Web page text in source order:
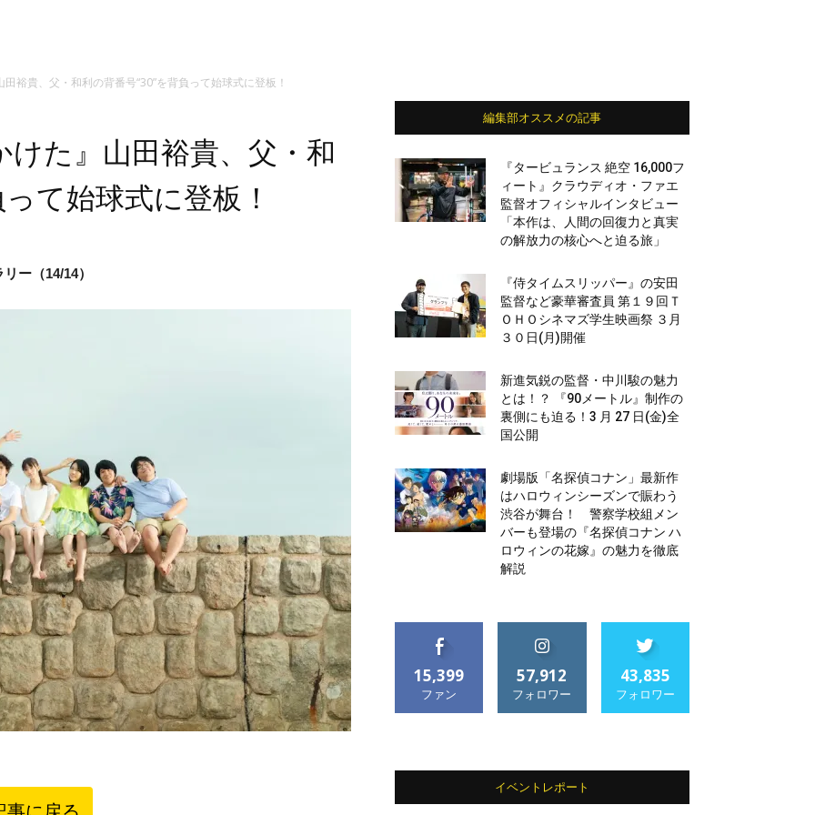
裕貴、父・和利の背番号“30”を背負って始球式に登板！
た』山田裕貴、父・和
て始球式に登板！
ー（14/14）
編集部オススメの記事
『タービュランス 絶空 16,000フ
ィート』クラウディオ・ファエ
監督オフィシャルインタビュー
「本作は、人間の回復力と真実
の解放力の核心へと迫る旅」
『侍タイムスリッパー』の安田
監督など豪華審査員 第１９回Ｔ
ＯＨＯシネマズ学生映画祭 ３月
３０日(月)開催
新進気鋭の監督・中川駿の魅力
とは！？ 『90メートル』制作の
裏側にも迫る！3 月 27 日(金)全
国公開
劇場版「名探偵コナン」最新作
はハロウィンシーズンで賑わう
渋谷が舞台！ 警察学校組メン
バーも登場の『名探偵コナン ハ
ロウィンの花嫁』の魅力を徹底
解説
15,399
ファン
57,912
フォロワー
43,835
フォロワー
イベントレポート